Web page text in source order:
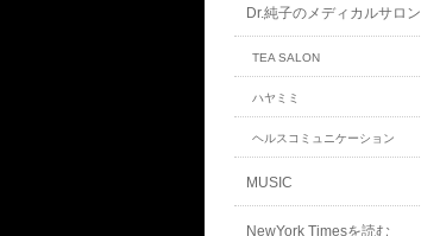
Dr.純子のメディカルサロン
TEA SALON
ハヤミミ
ヘルスコミュニケーション
MUSIC
NewYork Timesを読む